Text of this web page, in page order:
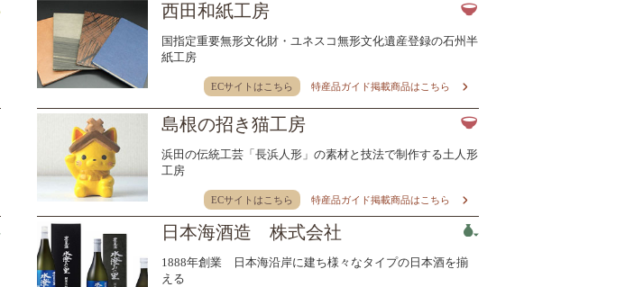
西田和紙工房
国指定重要無形文化財・ユネスコ無形文化遺産登録の石州半
紙工房
ECサイトはこちら 特産品ガイド掲載商品はこちら
島根の招き猫工房
浜田の伝統工芸「長浜人形」の素材と技法で制作する土人形
工房
ECサイトはこちら 特産品ガイド掲載商品はこちら
日本海酒造 株式会社
1888年創業 日本海沿岸に建ち様々なタイプの日本酒を揃
える